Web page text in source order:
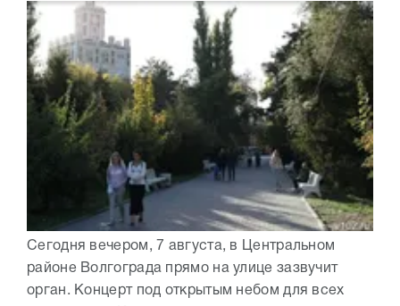
Сегодня вечером, 7 августа, в Центральном
районе Волгограда прямо на улице зазвучит
орган. Концерт под открытым небом для всех